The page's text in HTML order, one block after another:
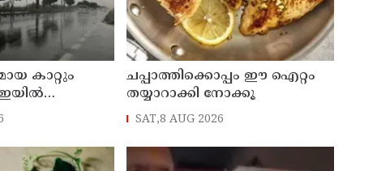
കാറ്റും
അസ്ഥിര
ചപ്പാത്തിക്കൊപ്പം ഈ ഐറ്റം
തയ്യാറാക്കി നോക്കൂ
SAT,8 AUG 2026